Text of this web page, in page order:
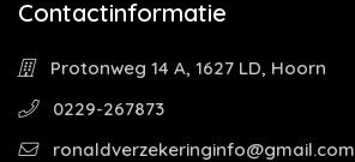
Contactinformatie
Protonweg 14 A, 1627 LD, Hoorn
0229-267873
ronaldverzekeringinfo@gmail.com